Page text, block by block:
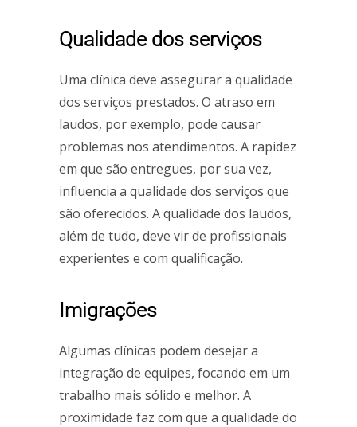
Qualidade dos serviços
Uma clínica deve assegurar a qualidade
dos serviços prestados. O atraso em
laudos, por exemplo, pode causar
problemas nos atendimentos. A rapidez
em que são entregues, por sua vez,
influencia a qualidade dos serviços que
são oferecidos. A qualidade dos laudos,
além de tudo, deve vir de profissionais
experientes e com qualificação.
Imigrações
Algumas clínicas podem desejar a
integração de equipes, focando em um
trabalho mais sólido e melhor. A
proximidade faz com que a qualidade do